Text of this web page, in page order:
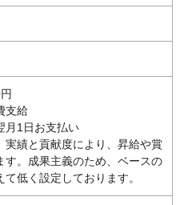
支給
月1日お支払い
績と貢献度により、昇給や賞
す。成果主義のため、ベースの
て低く設定しております。